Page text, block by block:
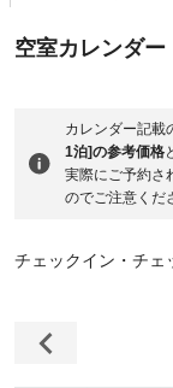
空室カレンダー
カレンダー記載
1泊]の参考価格
実際にご予約さ
のでご注意くだ
チェックイン・チェ